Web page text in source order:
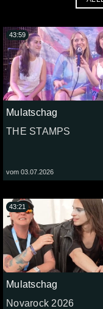
Mulatschag
THE STAMPS
vom 03.07.2026
43:59
Mulatschag
Novarock 2026
43:21